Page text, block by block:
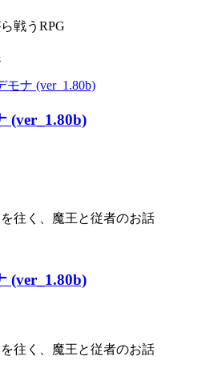
戦うRPG
(ver_1.80b)
往く、魔王と従者のお話
(ver_1.80b)
往く、魔王と従者のお話